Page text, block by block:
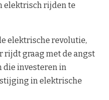
elektrisch rijden te
elektrische revolutie,
rijdt graag met de angst
die investeren in
in elektrische